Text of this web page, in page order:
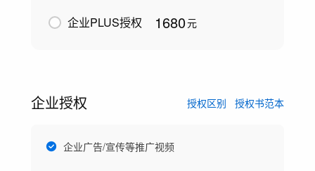
企业PLUS授权 1680元
企业授权 授权区别 授权书范本
企业广告/宣传等推广视频